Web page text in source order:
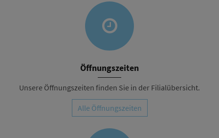
Öffnungszeiten
Unsere Öffnungszeiten finden Sie in der Filialübersicht.
Alle Öffnungszeiten